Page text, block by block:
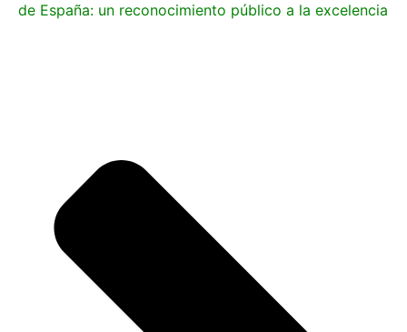
de España: un reconocimiento público a la excelencia